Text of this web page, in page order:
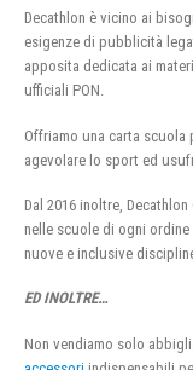
Decathlon è vicino ai
esigenze di pubblicità
apposita dedicata ai
ufficiali PON.
Offriamo una carta
agevolare lo sport ed
Dal 2016 inoltre,
nelle scuole di ogni
nuove e inclusive
ED INOLTRE…
Non vendiamo solo